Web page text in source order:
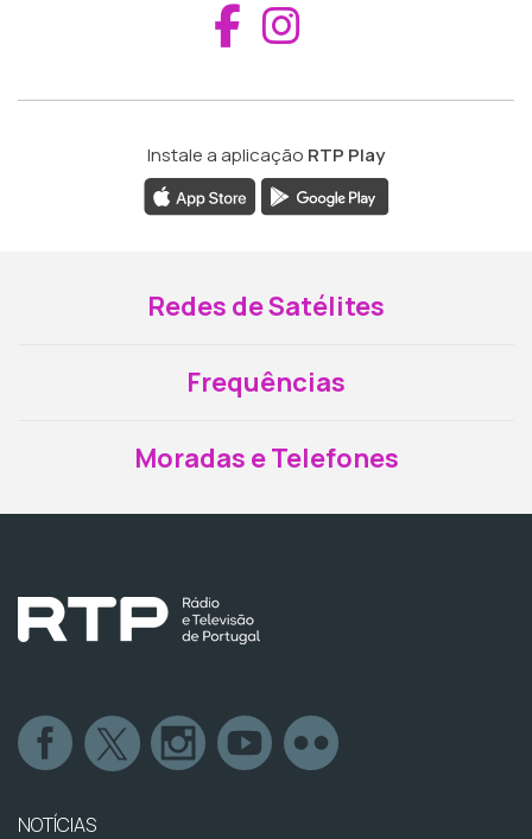
Aceder ao
Instale a aplicação RTP Play
Redes de Satélites
Frequências
Moradas e Telefones
NOTÍCIAS